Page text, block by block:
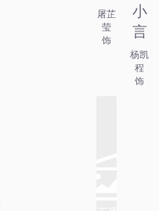
屠芷
莹
饰
小
言
杨凯
程
饰